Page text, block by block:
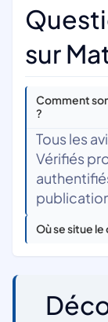
sur
Comment
?
Tous les
Vérifiés
Où se situe